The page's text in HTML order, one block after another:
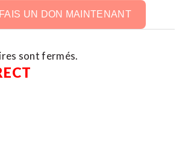
UN DON MAINTENANT
sont fermés.